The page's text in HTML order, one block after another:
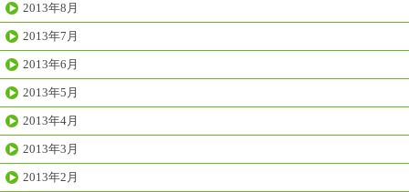
2013年8月
2013年7月
2013年6月
2013年5月
2013年4月
2013年3月
2013年2月